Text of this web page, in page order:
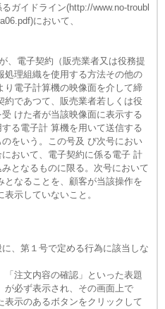
ガイドライン(http://www.no-troubl
において、
、電子契約（販売業者又は役務提
理組織を使用する方法その他の
電子計算機の映像面を介して締
であつて、販売業者若しくは役
けた者が当該映像面に表示する
る電子計 算機を用いて送信する
をいう。この号及 び次号におい
おいて、電子契約に係る電子 計
となるものに限る。次号において
となることを、顧客が当該操作を
示していないこと。
、第１号で定める行為に該当しな
「注文内容の確認」といった表題
が必ず表示され、その画面上で
表示のあるボタンをクリックして